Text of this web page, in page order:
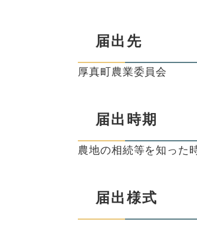
届出先
厚真町農業委員会
届出時期
農地の相続等を知った
届出様式